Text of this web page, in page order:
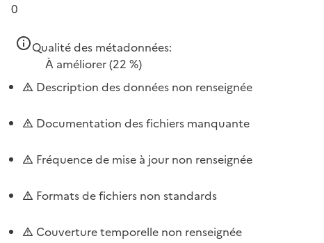
0
Qualité des métadonnées:
À améliorer(22 %)
Description des données non renseignée
Documentation des fichiers manquante
Fréquence de mise à jour non renseignée
Formats de fichiers non standards
Couverture temporelle non renseignée